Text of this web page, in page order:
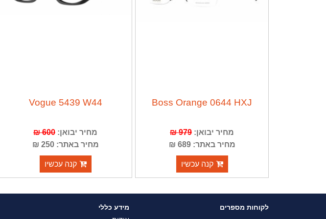
Boss Orange 0644 HXJ
מחיר יבואן: 979 ₪
מחיר באתר: 689 ₪
קנה עכשיו
Vogue 5439 W44
מחיר יבואן: 600 ₪
מחיר באתר: 250 ₪
קנה עכשיו
לקוחות מספרים
מידע כללי